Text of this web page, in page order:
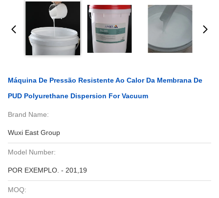
Máquina De Pressão Resistente Ao Calor Da Membrana De
PUD Polyurethane Dispersion For Vacuum
Brand Name:
Wuxi East Group
Model Number:
POR EXEMPLO. - 201,19
MOQ: